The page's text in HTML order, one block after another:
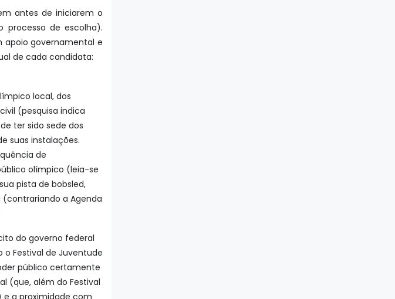
antes de iniciarem o
processo de escolha).
apoio governamental e
de cada candidata:
local, dos
(pesquisa indica
ter sido sede dos
suas instalações.
de
olímpico (leia-se
pista de bobsled,
a Agenda
do governo federal
o Festival de Juventude
público certamente
(que, além do Festival
a proximidade com